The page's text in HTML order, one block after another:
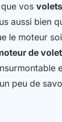
vos
aussi bien
le moteur
de
peu de